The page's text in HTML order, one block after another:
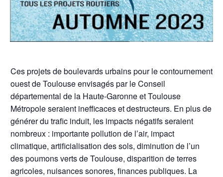
Ces projets de boulevards urbains pour le contournement
ouest de Toulouse envisagés par le Conseil
départemental de la Haute-Garonne et Toulouse
Métropole seraient inefficaces et destructeurs. En plus de
générer du trafic induit, les impacts négatifs seraient
nombreux : importante pollution de l’air, impact
climatique, artificialisation des sols, diminution de l’un
des poumons verts de Toulouse, disparition de terres
agricoles, nuisances sonores, finances publiques. La